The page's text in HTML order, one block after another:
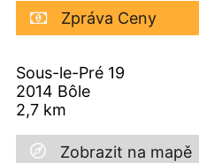
Zpráva Ceny
Sous-le-Pré 19
2014 Bôle
2,7 km
Zobrazit na mapě